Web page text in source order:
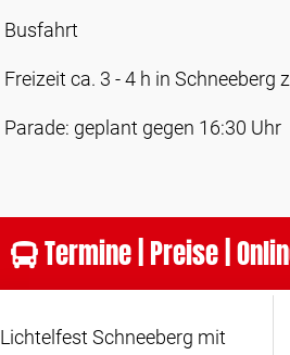
Busfahrt
Freizeit ca. 3 - 4 h in Schneeberg
Parade: geplant gegen 16:30 Uhr
Termine | Preise |
Lichtelfest Schneeberg mit